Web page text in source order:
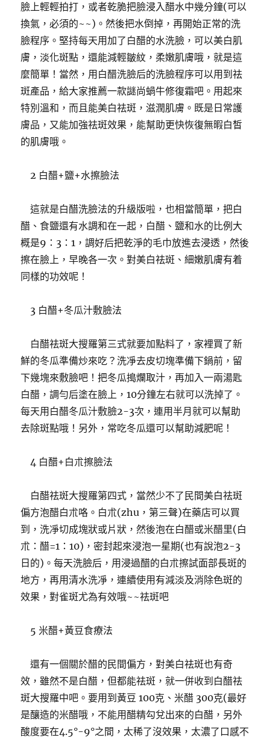
臉上輕輕拍打，或者乾脆把臉浸入醋水中幾分鐘(可以
換氣，必須的~~)。然後把水倒掉，再開始正常的洗
臉程序。堅持每天用加了白醋的水洗臉，可以美白肌
膚，淡化斑點，還能減輕皺紋，柔嫩肌膚哦，就是這
麼簡單！當然，用白醋洗臉后的洗臉程序可以用到祛
斑產品，給大家推薦一款謎尚蝸牛修復霜吧。用起來
特別溫和，而且能美白祛斑，滋潤肌膚。既是日常護
膚品，又能加強祛斑效果，能幫助更快恢復無暇白皙
的肌膚哦。
2 白醋+鹽+水擦臉法
這就是白醋洗臉法的升級版啦，也相當簡單，把白
醋、食鹽還有水調和在一起，白醋、鹽和水的比例大
概是9：3：1，調好后把乾淨的毛巾放進去浸透，然後
擦在臉上，早晚各一次。對美白祛斑、細嫩肌膚有着
同樣的功效呢！
3 白醋+冬瓜汁敷臉法
白醋祛斑大搜羅第三式就要加點料了，家裡買了新
鮮的冬瓜準備炒來吃？洗凈去皮切塊準備下鍋前，留
下幾塊來敷臉吧！把冬瓜搗爛取汁，再加入一兩湯匙
白醋，調勻后塗在臉上，10分鐘左右就可以洗掉了。
每天用白醋冬瓜汁敷臉2-3次，連用半月就可以幫助
去除斑點哦！另外，常吃冬瓜還可以幫助減肥呢！
4 白醋+白朮擦臉法
白醋祛斑大搜羅第四式，當然少不了民間美白祛斑
偏方泡醋白朮咯。白朮(zhu，第三聲)在藥店可以買
到，洗凈切成塊狀或片狀，然後泡在白醋或米醋里(白
朮：醋=1：10)，密封起來浸泡一星期(也有說泡2-3
日的)。每天洗臉后，用浸過醋的白朮擦試面部長斑的
地方，再用清水洗凈，連續使用有減淡及消除色斑的
效果，對雀斑尤為有效哦~~祛斑吧
5 米醋+黃豆食療法
還有一個關於醋的民間偏方，對美白祛斑也有奇
效，雖然不是白醋，但都能祛斑，就一併收到白醋祛
斑大搜羅中吧。要用到黃豆 100克、米醋 300克(最好
是釀造的米醋哦，不能用醋精勾兌出來的白醋，另外
酸度要在4.5°-9°之間，太稀了沒效果，太濃了口感不